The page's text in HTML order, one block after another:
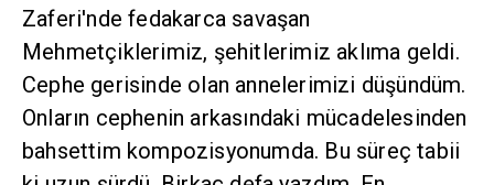
Zaferi'nde fedakarca savaşan
Mehmetçiklerimiz, şehitlerimiz aklıma geldi.
Cephe gerisinde olan annelerimizi düşündüm.
Onların cephenin arkasındaki mücadelesinden
bahsettim kompozisyonumda. Bu süreç tabii